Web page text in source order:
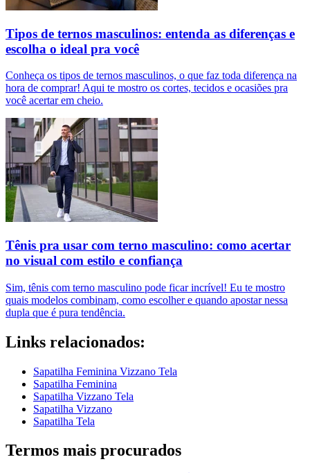
Tipos de ternos masculinos: entenda as diferenças e
escolha o ideal pra você
Conheça os tipos de ternos masculinos, o que faz toda diferença na
hora de comprar! Aqui te mostro os cortes, tecidos e ocasiões pra
você acertar em cheio.
Tênis pra usar com terno masculino: como acertar
no visual com estilo e confiança
Sim, tênis com terno masculino pode ficar incrível! Eu te mostro
quais modelos combinam, como escolher e quando apostar nessa
dupla que é pura tendência.
Links relacionados:
Sapatilha Feminina Vizzano Tela
Sapatilha Feminina
Sapatilha Vizzano Tela
Sapatilha Vizzano
Sapatilha Tela
Termos mais procurados